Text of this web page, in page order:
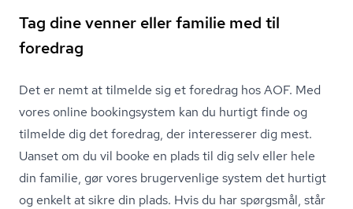
Tag dine venner eller familie med til
foredrag
Det er nemt at tilmelde sig et foredrag hos AOF. Med
vores online bookingsystem kan du hurtigt finde og
tilmelde dig det foredrag, der interesserer dig mest.
Uanset om du vil booke en plads til dig selv eller hele
din familie, gør vores brugervenlige system det hurtigt
og enkelt at sikre din plads. Hvis du har spørgsmål, står